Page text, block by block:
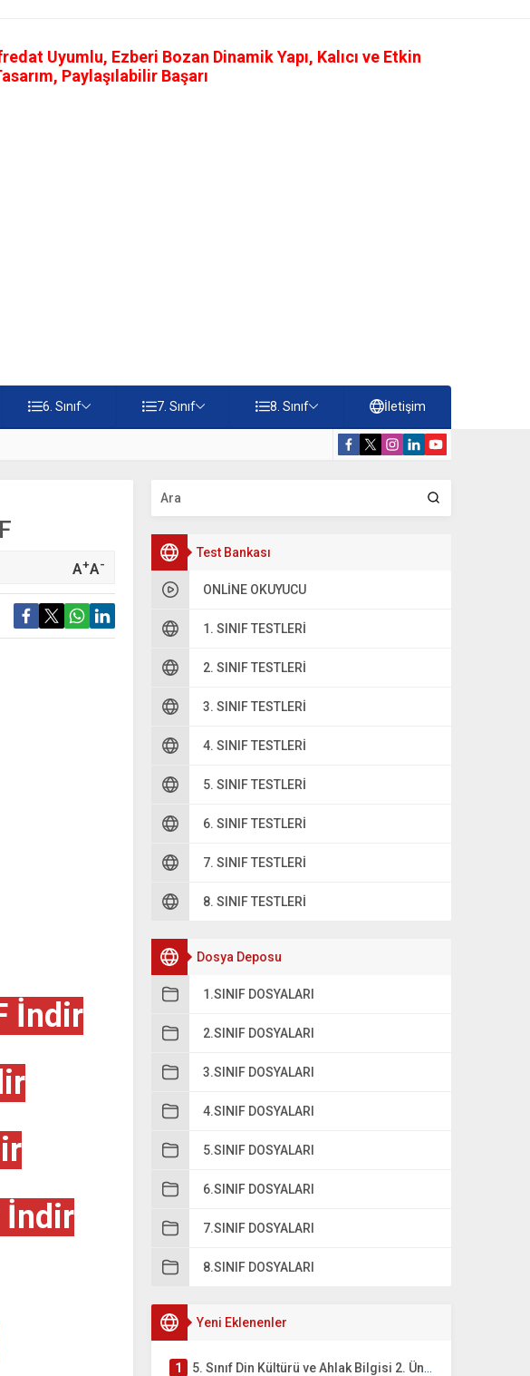
Uyumlu, Ezberi Bozan Dinamik Yapı, Kalıcı ve Etkin
Paylaşılabilir Başarı
6. Sınıf 7. Sınıf 8. Sınıf İletişim
Test Bankası
ONLINE OKUYUCU
1. SINIF TESTLERI
2. SINIF TESTLERI
3. SINIF TESTLERI
4. SINIF TESTLERI
5. SINIF TESTLERI
6. SINIF TESTLERI
7. SINIF TESTLERI
8. SINIF TESTLERI
Dosya Deposu
1.SINIF DOSYALARI
2.SINIF DOSYALARI
3.SINIF DOSYALARI
4.SINIF DOSYALARI
5.SINIF DOSYALARI
6.SINIF DOSYALARI
7.SINIF DOSYALARI
8.SINIF DOSYALARI
Yeni Eklenenler
1 5. Sınıf Din Kültürü ve Ahlak Bilgisi 2. Ünite: Kur’an-ı Kerim Çalışmaları
A+A-
İndir
İndir